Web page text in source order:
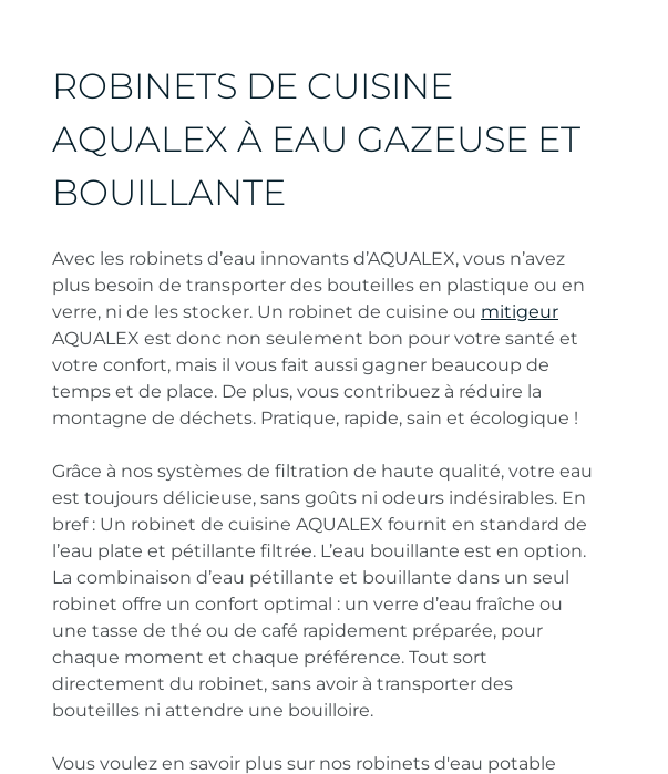
ROBINETS DE CUISINE
AQUALEX À EAU GAZEUSE ET
BOUILLANTE
Avec les robinets d’eau innovants d’AQUALEX, vous n’avez
plus besoin de transporter des bouteilles en plastique ou en
verre, ni de les stocker. Un robinet de cuisine ou mitigeur
AQUALEX est donc non seulement bon pour votre santé et
votre confort, mais il vous fait aussi gagner beaucoup de
temps et de place. De plus, vous contribuez à réduire la
montagne de déchets. Pratique, rapide, sain et écologique !
Grâce à nos systèmes de filtration de haute qualité, votre eau
est toujours délicieuse, sans goûts ni odeurs indésirables. En
bref : Un robinet de cuisine AQUALEX fournit en standard de
l’eau plate et pétillante filtrée. L’eau bouillante est en option.
La combinaison d’eau pétillante et bouillante dans un seul
robinet offre un confort optimal : un verre d’eau fraîche ou
une tasse de thé ou de café rapidement préparée, pour
chaque moment et chaque préférence. Tout sort
directement du robinet, sans avoir à transporter des
bouteilles ni attendre une bouilloire.
Vous voulez en savoir plus sur nos robinets d'eau potable